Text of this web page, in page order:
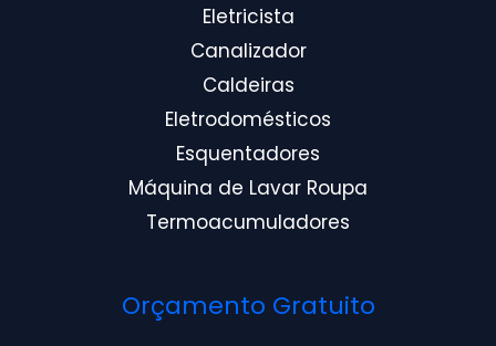
Eletricista
Canalizador
Caldeiras
Eletrodomésticos
Esquentadores
Máquina de Lavar Roupa
Termoacumuladores
Orçamento Gratuito